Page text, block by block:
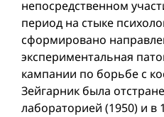
непосредственном
период на стыке
сформировано
экспериментальная
кампании по борьбе с
Зейгарник была
лабораторией (1950) и в